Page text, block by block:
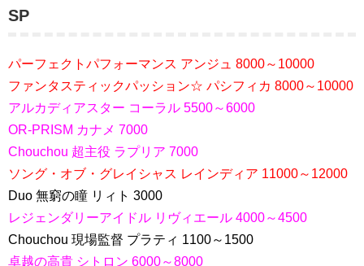
SP
パーフェクトパフォーマンス アンジュ 8000～10000
ファンタスティックパッション☆ パシフィカ 8000～10000
アルカディアスター コーラル 5500～6000
OR-PRISM カナメ 7000
Chouchou 超主役 ラプリア 7000
ソング・オブ・グレイシャス レインディア 11000～12000
Duo 無窮の瞳 リィト 3000
レジェンダリーアイドル リヴィエール 4000～4500
Chouchou 現場監督 プラティ 1100～1500
卓越の高貴 シトロン 6000～8000